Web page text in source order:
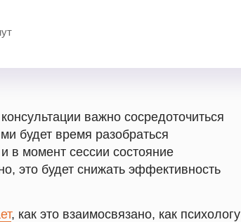
важно сосредоточиться
будет время разобраться
в момент сессии состояние
это будет снижать эффективность
, как это взаимосвязано, как психологу